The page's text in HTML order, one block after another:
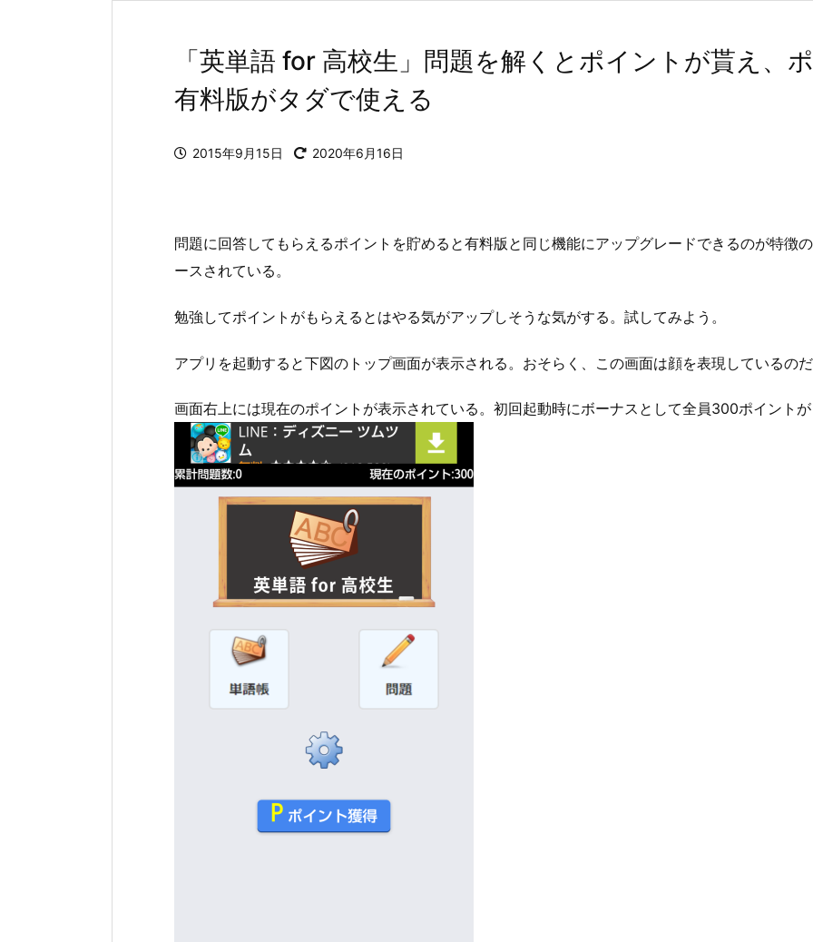
「英単語 for 高校生」問題を解くとポイントが貰え、
有料版がタダで使える
2015年9月15日 2020年6月16日
問題に回答してもらえるポイントを貯めると有料版と同じ機能にアップグレードできるのが特徴
ースされている。
勉強してポイントがもらえるとはやる気がアップしそうな気がする。試してみよう。
アプリを起動すると下図のトップ画面が表示される。おそらく、この画面は顔を表現しているの
画面右上には現在のポイントが表示されている。初回起動時にボーナスとして全員300ポイント